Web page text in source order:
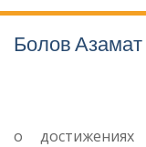
Болов
о достижениях